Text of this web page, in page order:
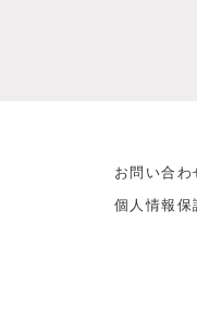
お問い合わ
個人情報保